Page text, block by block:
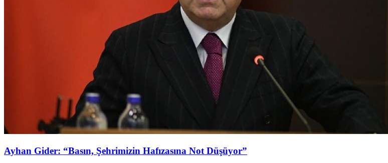
Ayhan Gider: “Basın, Şehrimizin Hafızasına Not Düşüyor”